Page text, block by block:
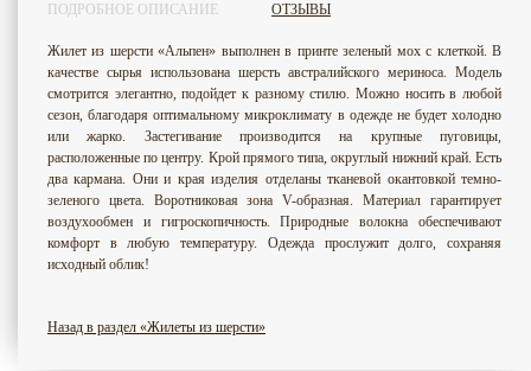
ПОДРОБНОЕ ОПИСАНИЕ ОТЗЫВЫ
Жилет из шерсти «Альпен» выполнен в принте зеленый мох с клеткой. В
качестве сырья использована шерсть австралийского мериноса. Модель
смотрится элегантно, подойдет к разному стилю. Можно носить в любой
сезон, благодаря оптимальному микроклимату в одежде не будет холодно
или жарко. Застегивание производится на крупные пуговицы,
расположенные по центру. Крой прямого типа, округлый нижний край. Есть
два кармана. Они и края изделия отделаны тканевой окантовкой темно-
зеленого цвета. Воротниковая зона V-образная. Материал гарантирует
воздухообмен и гигроскопичность. Природные волокна обеспечивают
комфорт в любую температуру. Одежда прослужит долго, сохраняя
исходный облик!
Назад в раздел «Жилеты из шерсти»